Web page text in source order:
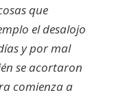
que
el desalojo
y por mal
se acortaron
comienza a